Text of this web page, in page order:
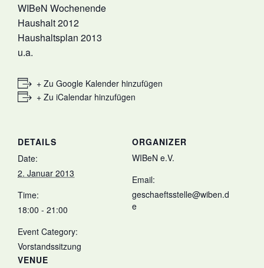
WIBeN Wochenende
Haushalt 2012
Haushaltsplan 2013
u.a.
+ Zu Google Kalender hinzufügen
+ Zu iCalendar hinzufügen
DETAILS
Date:
2. Januar 2013
Time:
18:00 - 21:00
Event Category:
Vorstandssitzung
VENUE
ORGANIZER
WIBeN e.V.
Email:
geschaeftsstelle@wiben.d
e